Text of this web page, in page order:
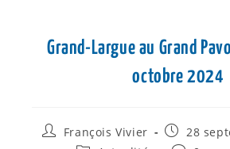
Grand-Largue au Grand
octobre 2024
François Vivier
28